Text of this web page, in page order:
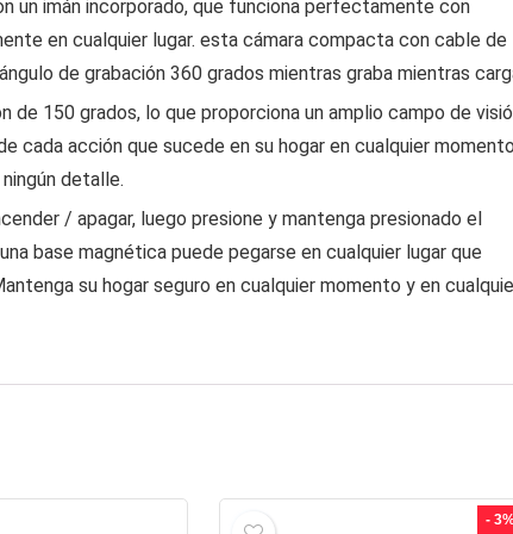
un imán incorporado, que funciona perfectamente con
en cualquier lugar. esta cámara compacta con cable de
de grabación 360 grados mientras graba mientras
de 150 grados, lo que proporciona un amplio campo de
cada acción que sucede en su hogar en cualquier
detalle.
/ apagar, luego presione y mantenga presionado el
base magnética puede pegarse en cualquier lugar que
su hogar seguro en cualquier momento y en
-